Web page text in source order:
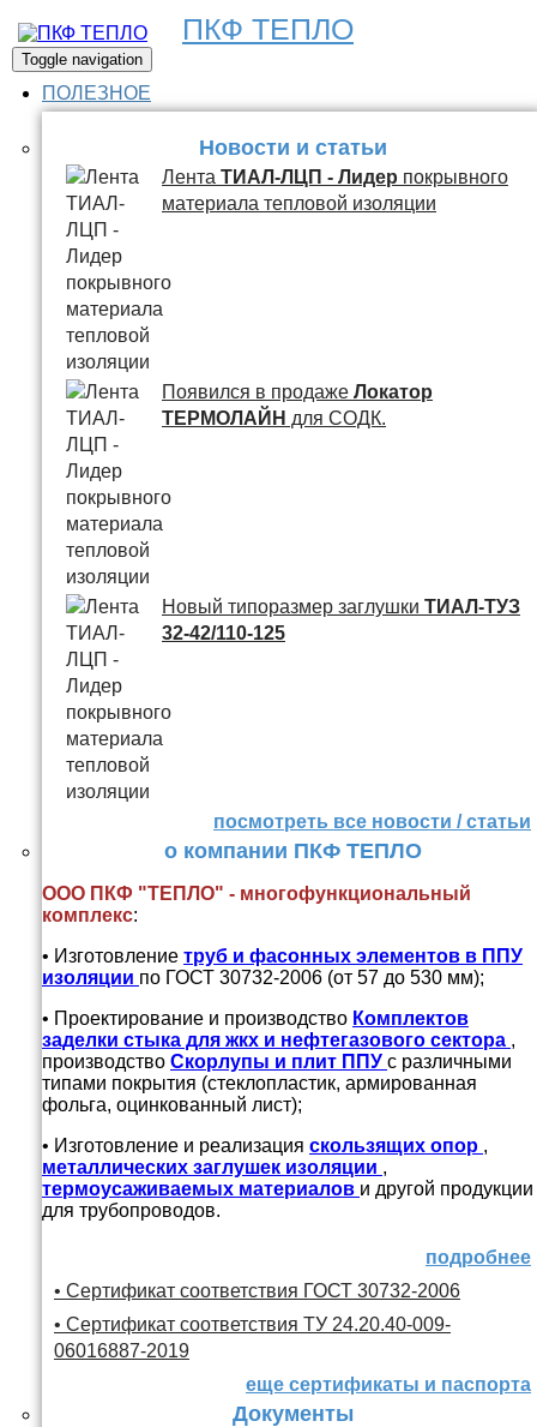
ПКФ ТЕПЛО
Toggle navigation
ПОЛЕЗНОЕ
Новости и статьи
Лента ТИАЛ-ЛЦП - Лидер покрывного
материала тепловой изоляции
Появился в продаже Локатор
ТЕРМОЛАЙН для СОДК.
Новый типоразмер заглушки ТИАЛ-ТУЗ
32-42/110-125
посмотреть все новости / статьи
о компании ПКФ ТЕПЛО
ООО ПКФ "ТЕПЛО" - многофункциональный
комплекс:
• Изготовление труб и фасонных элементов в ППУ
изоляции по ГОСТ 30732-2006 (от 57 до 530 мм);
• Проектирование и производство Комплектов
заделки стыка для жкх и нефтегазового сектора ,
производство Скорлупы и плит ППУ с различными
типами покрытия (стеклопластик, армированная
фольга, оцинкованный лист);
• Изготовление и реализация скользящих опор ,
металлических заглушек изоляции ,
термоусаживаемых материалов и другой продукции
для трубопроводов.
подробнее
• Сертификат соответствия ГОСТ 30732-2006
• Сертификат соответствия ТУ 24.20.40-009-
06016887-2019
еще сертификаты и паспорта
Документы